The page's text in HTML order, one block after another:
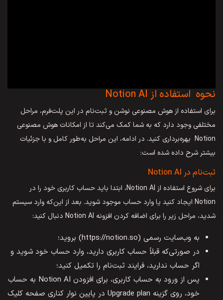
نحوه استفاده از Notion AI
برای استفاده از هوش مصنوعی نوشن و ثبت‌نام در این پلت‌فرم، مراحل
مختلفی وجود دارد که به شما کمک می‌کند تا از امکانات هوش مصنوعی
Notion بهره‌برداری کنید. در ادامه، این مراحل به‌طور کامل و با جزئیات
بیشتر شرح داده شده است:
ثبت‌نام در Notion AI
برای شروع استفاده از Notion AI، ابتدا باید حساب کاربری خود را در
Notion ایجاد کنید یا وارد حساب موجود شوید. بعد از این‌که وارد سیستم
شدید، مراحل زیر را برای اضافه کردن افزونه Notion AI دنبال کنید:
به وب‌سایت رسمی (https://notion.so) بروید؛
در صورتی‌که قبلاً حساب کاربری دارید، وارد حساب خود شوید و
اگر حساب ندارید، فرایند ثبت‌نام را تکمیل کنید؛
پس از ورود به حساب کاربری، برای افزودن Notion AI به حساب
خود، روی گزینه Upgrade plan در پایین نوار کناری صفحه کلیک